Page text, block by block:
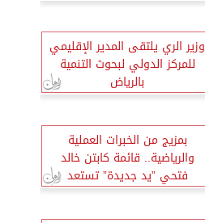
وزير الري يلتقى المدير الإقليمي
للمركز الدولي لبحوث التنمية
بالرياض
بمزيج من الخبرات العملية
والرياضية.. قائمة كابتن خالد
فتحي ”يد جديدة” تستعد
لانتخابات الاتحاد المصري لكرة